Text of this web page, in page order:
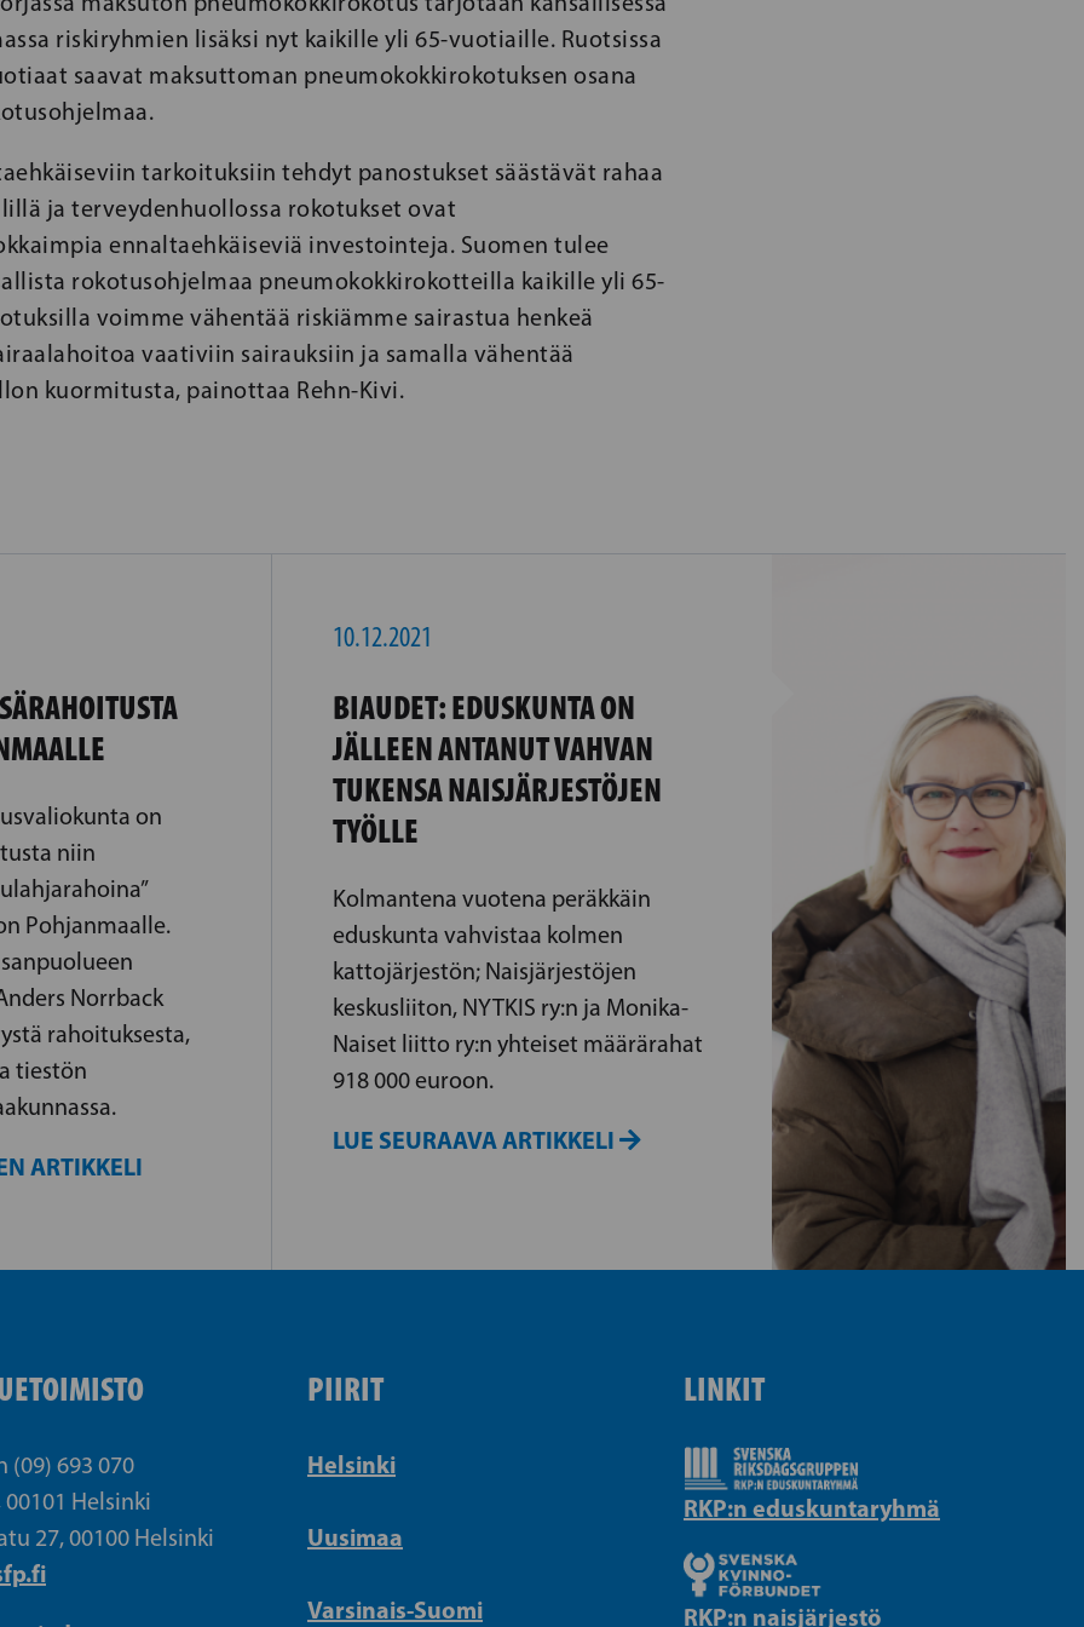
riskiryhmien lisäksi nyt kaikille yli 65-vuotiaille. Ruotsissa
saavat maksuttoman pneumokokkirokotuksen osana
tarkoituksiin tehdyt panostukset säästävät rahaa
ja terveydenhuollossa rokotukset ovat
ennaltaehkäiseviä investointeja. Suomen tulee
rokotusohjelmaa pneumokokkirokotteilla kaikille yli 65-
voimme vähentää riskiämme sairastua henkeä
vaativiin sairauksiin ja samalla vähentää
kuormitusta, painottaa Rehn-Kivi.
on
niin
Pohjanmaalle.
Norrback
rahoituksesta,
tiestön
ARTIKKELI
10.12.2021
BIAUDET: EDUSKUNTA ON
JÄLLEEN ANTANUT VAHVAN
TUKENSA NAISJÄRJESTÖJEN
TYÖLLE
Kolmantena vuotena peräkkäin
eduskunta vahvistaa kolmen
kattojärjestön; Naisjärjestöjen
keskusliiton, NYTKIS ry:n ja Monika-
Naiset liitto ry:n yhteiset määrärahat
918 000 euroon.
LUE SEURAAVA ARTIKKELI
(09) 693 070
00101 Helsinki
27, 00100 Helsinki
PIIRIT
Helsinki
Uusimaa
Varsinais-Suomi
LINKIT
RKP:n eduskuntaryhmä
RKP:n naisjärjestö